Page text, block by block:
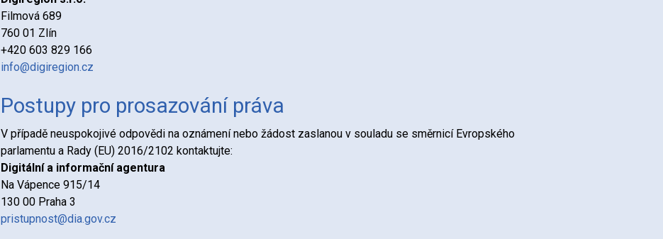
Filmová 689
760 01 Zlín
+420 603 829 166
info@digiregion.cz
Postupy pro prosazování práva
V případě neuspokojivé odpovědi na oznámení nebo žádost zaslanou v souladu se směrnicí Evropského
parlamentu a Rady (EU) 2016/2102 kontaktujte:
Digitální a informační agentura
Na Vápence 915/14
130 00 Praha 3
pristupnost@dia.gov.cz